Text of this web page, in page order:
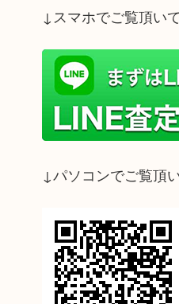
↓スマホでご覧頂い
↓パソコンでご覧頂